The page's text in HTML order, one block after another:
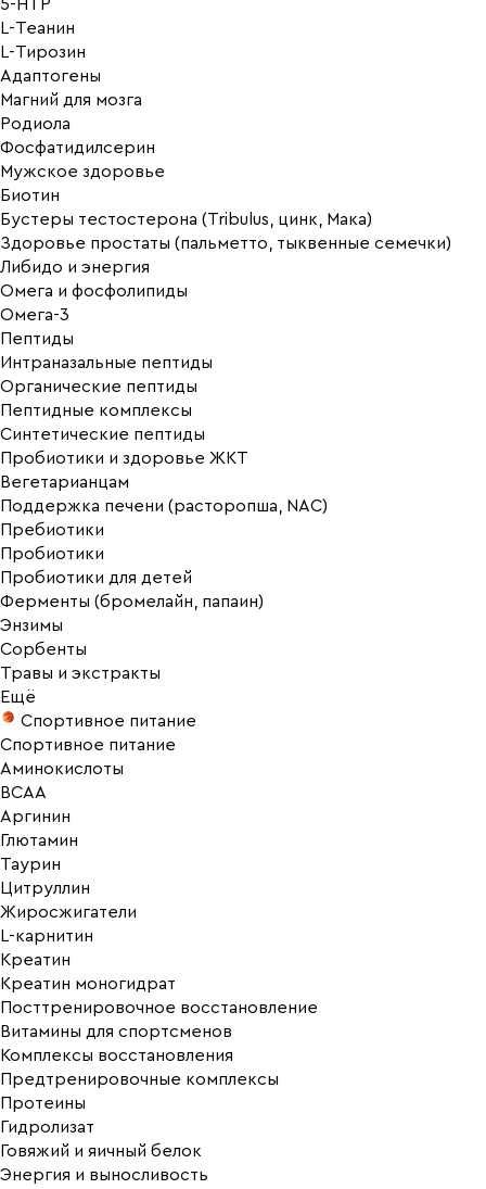
5-HTP
L-Теанин
L-Тирозин
Адаптогены
Магний для мозга
Родиола
Фосфатидилсерин
Мужское здоровье
Биотин
Бустеры тестостерона (Tribulus, цинк, Мака)
Здоровье простаты (пальметто, тыквенные семечки)
Либидо и энергия
Омега и фосфолипиды
Омега-3
Пептиды
Интраназальные пептиды
Органические пептиды
Пептидные комплексы
Синтетические пептиды
Пробиотики и здоровье ЖКТ
Вегетарианцам
Поддержка печени (расторопша, NAC)
Пребиотики
Пробиотики
Пробиотики для детей
Ферменты (бромелайн, папаин)
Энзимы
Сорбенты
Травы и экстракты
Ещё
Спортивное питание
Спортивное питание
Аминокислоты
BCAA
Аргинин
Глютамин
Таурин
Цитруллин
Жиросжигатели
L-карнитин
Креатин
Креатин моногидрат
Посттренировочное восстановление
Витамины для спортсменов
Комплексы восстановления
Предтренировочные комплексы
Протеины
Гидролизат
Говяжий и яичный белок
Энергия и выносливость